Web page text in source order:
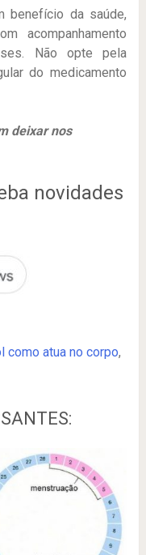
benefício da saúde,
acompanhamento
Não opte pela
do medicamento
deixar nos
novidades
como atua no corpo,